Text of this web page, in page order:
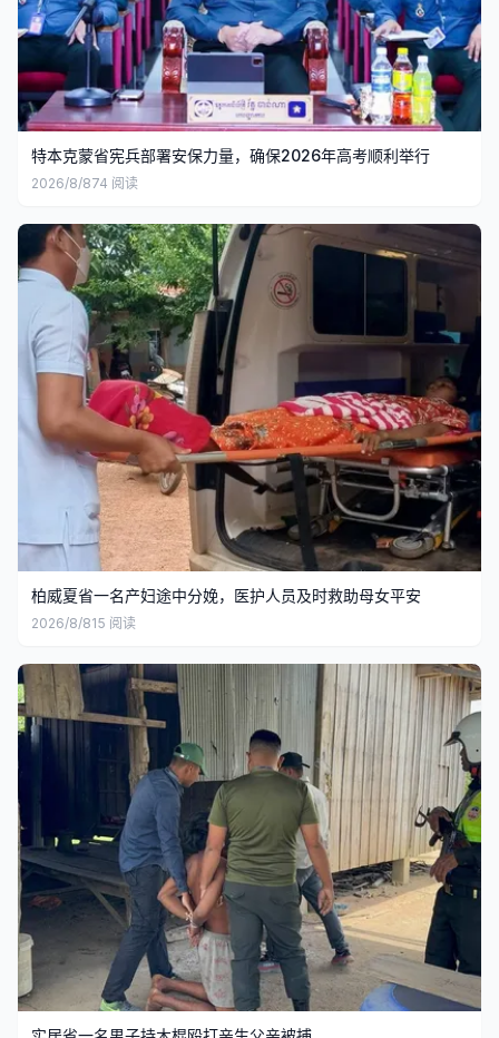
特本克蒙省宪兵部署安保力量，确保2026年高考顺利举行
2026/8/874 阅读
柏威夏省一名产妇途中分娩，医护人员及时救助母女平安
2026/8/815 阅读